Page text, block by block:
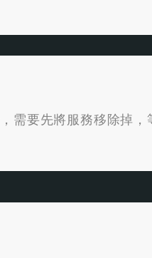
要先將服務移除掉，